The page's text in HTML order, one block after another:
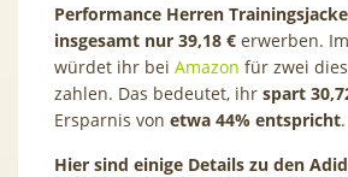
Performance Herren
insgesamt nur 39,18 € erwerben.
würdet ihr bei Amazon für zwei
zahlen. Das bedeutet, ihr spart
Ersparnis von etwa 44% entspricht.
Hier sind einige Details zu den